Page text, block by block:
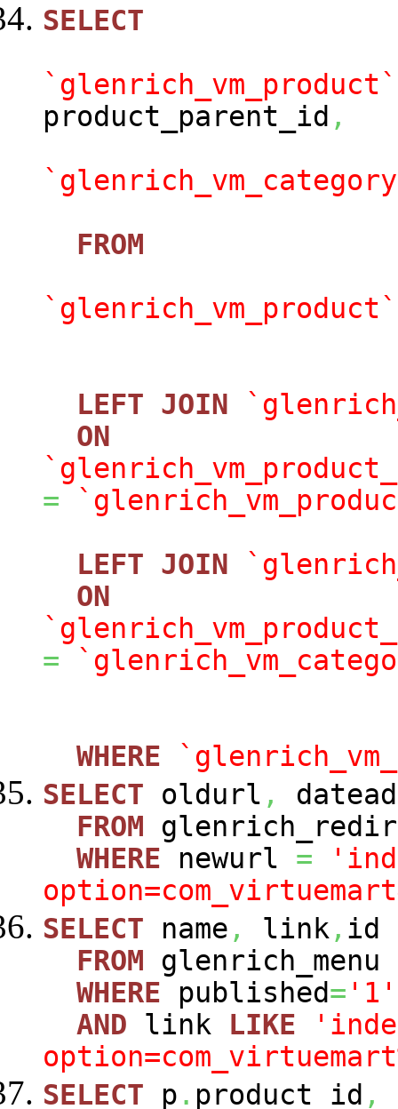
SELECT
`glenrich_vm_product`
product_parent_id ,
FROM
`glenrich_vm_product`
LEFT JOIN
ON
=
LEFT JOIN
ON
=
WHERE
SELECT oldurl ,
FROM
WHERE newurl =
SELECT name , link, id
FROM glenrich_menu
WHERE published= '1'
AND link LIKE
SELECT p . product_id ,